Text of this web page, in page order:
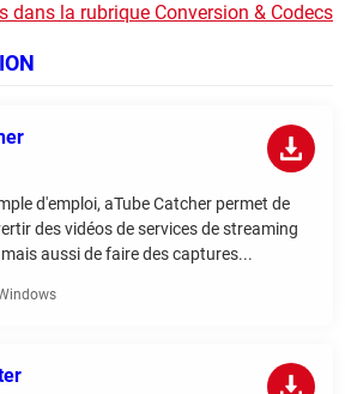
dans la rubrique Conversion & Codecs
d'emploi, aTube Catcher permet de
des vidéos de services de streaming
aussi de faire des captures...